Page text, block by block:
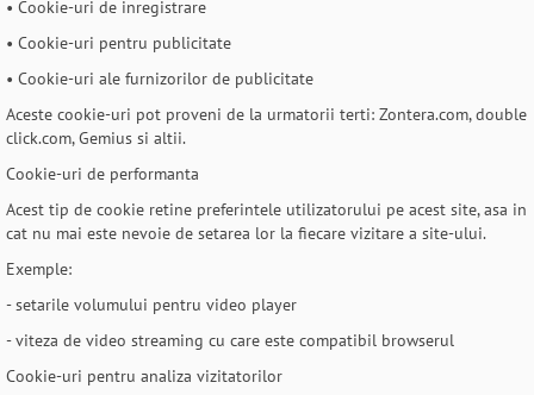
• Cookie-uri de inregistrare
• Cookie-uri pentru publicitate
• Cookie-uri ale furnizorilor de publicitate
Aceste cookie-uri pot proveni de la urmatorii terti: Zontera.com, double
click.com, Gemius si altii.
Cookie-uri de performanta
Acest tip de cookie retine preferintele utilizatorului pe acest site, asa in
cat nu mai este nevoie de setarea lor la fiecare vizitare a site-ului.
Exemple:
- setarile volumului pentru video player
- viteza de video streaming cu care este compatibil browserul
Cookie-uri pentru analiza vizitatorilor